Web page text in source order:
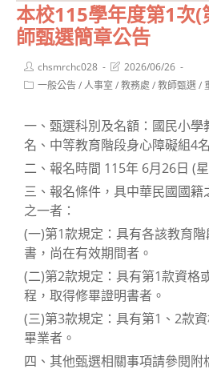
本校115學年度第1次
師甄選簡章公告
Post
author:
chsmrchc028
Post
last
modified:
2026/06/26
Post一般公告/人事室 /教務處 /教師甄選/
一、甄選科別及名額：國民小
名、中等教育階段身心障礙組4名
二、報名時間 115年 6月26日 (
三、報名條件，具中華民國國
之一者：
(一)第1款規定：具有各該教育
書，尚在有效期間者。
(二)第2款規定：具有第1款資格
程，取得修畢證明書者。
(三)第3款規定：具有第1、2款
畢業者。
四、其他甄選相關事項請參閱附